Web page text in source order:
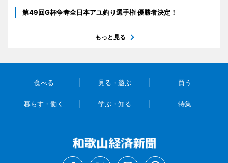
第49回G杯争奪全日本アユ釣り選手権 優勝者決定！
もっと見る
食べる 見る・遊ぶ 買う
暮らす・働く 学ぶ・知る 特集